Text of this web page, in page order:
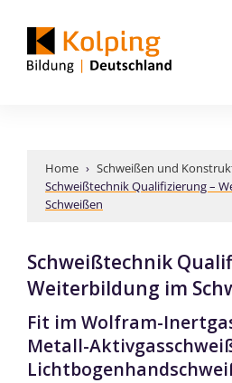
Home › Schweißen und
Schweißtechnik Qualifizierung –
Schweißen
Schweißtechnik
Weiterbildung im
Fit im Wolfram-
Metall-